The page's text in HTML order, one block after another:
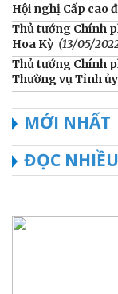
Hội nghị Cấp cao
Thủ tướng Chính
Hoa Kỳ (13/05/
Thủ tướng Chính
Thường vụ Tỉnh
MỚI NHẤT
ĐỌC